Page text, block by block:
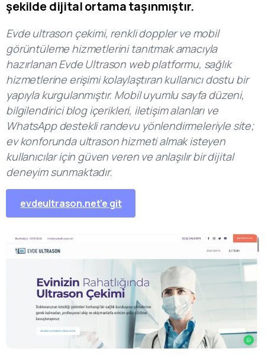
şekilde dijital ortama taşınmıştır.
Evde ultrason çekimi, renkli doppler ve mobil
görüntüleme hizmetlerini tanıtmak amacıyla
hazırlanan Evde Ultrason web platformu, sağlık
hizmetlerine erişimi kolaylaştıran kullanıcı dostu bir
yapıyla kurgulanmıştır. Mobil uyumlu sayfa düzeni,
bilgilendirici blog içerikleri, iletişim alanları ve
WhatsApp destekli randevu yönlendirmeleriyle site;
ev konforunda ultrason hizmeti almak isteyen
kullanıcılar için güven veren ve anlaşılır bir dijital
deneyim sunmaktadır.
evdeultrason.net'e git